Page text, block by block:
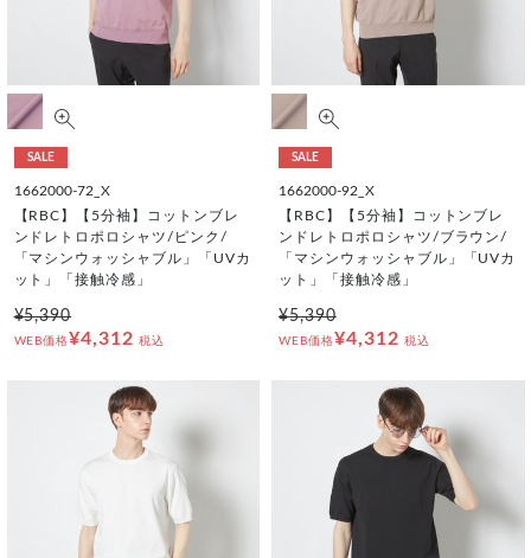
SALE
1662000-72_X
【RBC】【5分袖】コットンブレ
ンドレトロポロシャツ/ピンク/
「マシンウォッシャブル」「UVカ
ット」「接触冷感」
¥5,390
WEB価格¥4,312 税込
SALE
1662000-92_X
【RBC】【5分袖】コットンブレ
ンドレトロポロシャツ/ブラウン/
「マシンウォッシャブル」「UVカ
ット」「接触冷感」
¥5,390
WEB価格¥4,312 税込